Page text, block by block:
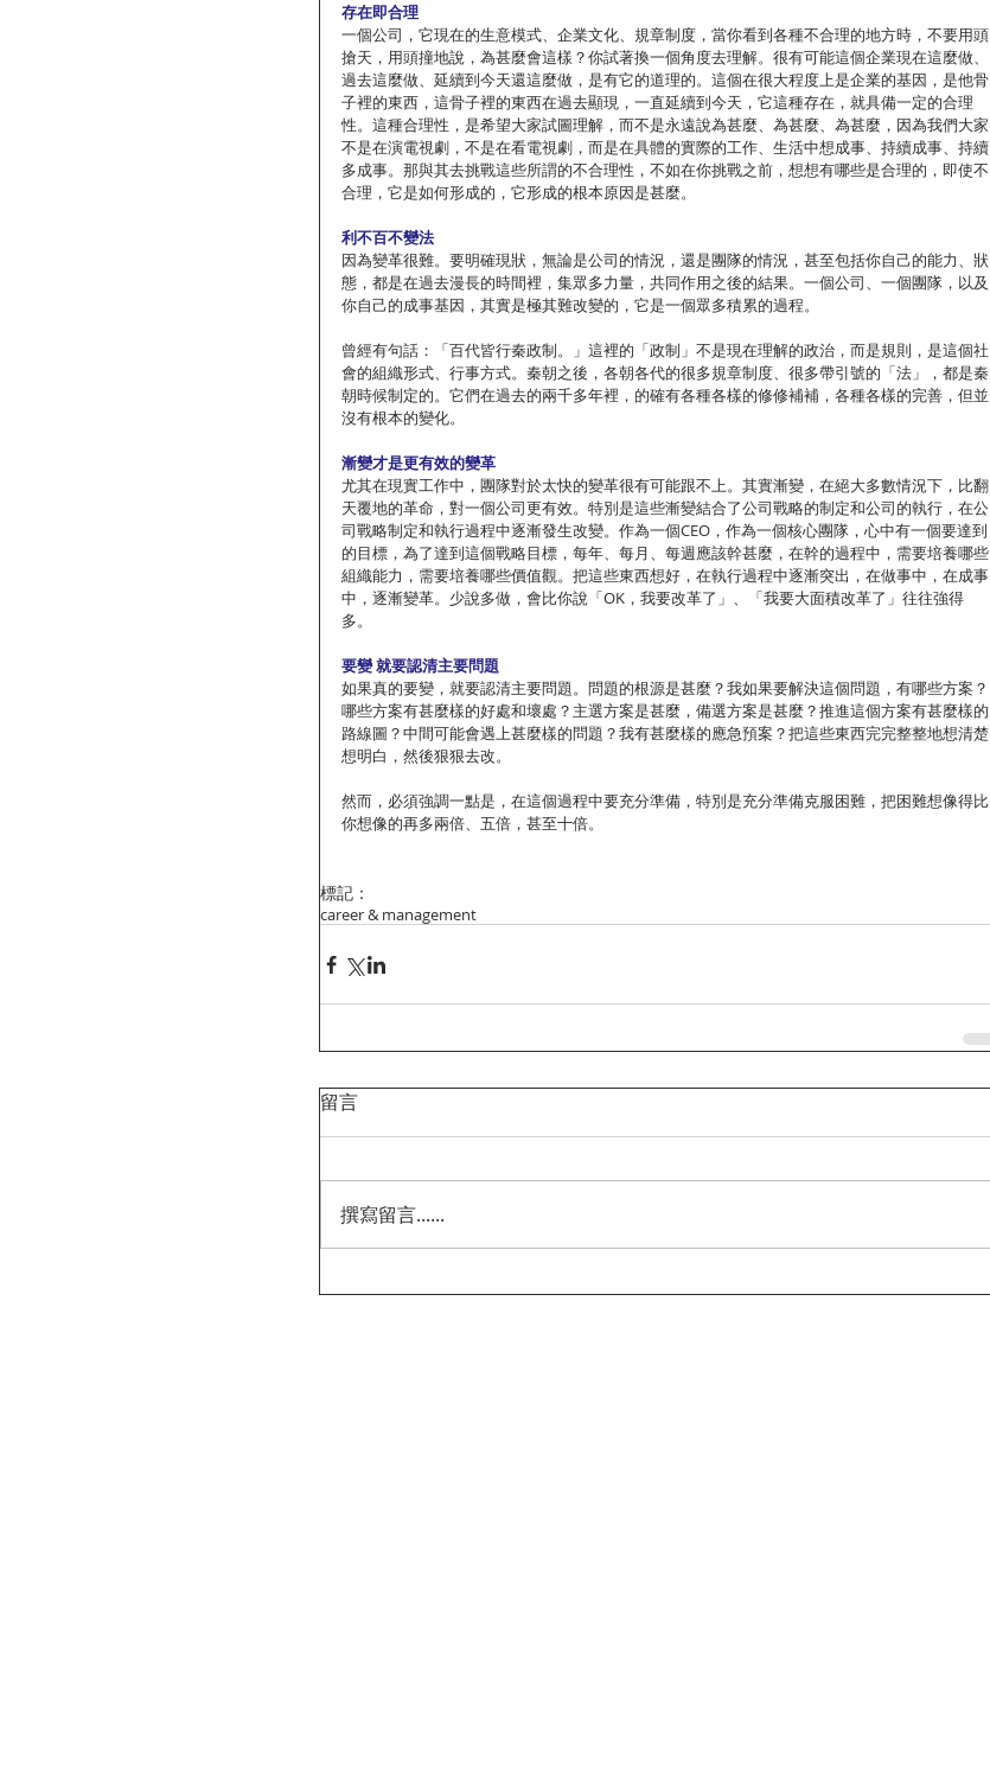
存在即合理
一個公司，它現在的生意模式、企業文化、規章制度，當你看到各種不合理的地方時，不要用頭
搶天，用頭撞地說，為甚麼會這樣？你試著換一個角度去理解。很有可能這個企業現在這麼做、
過去這麼做、延續到今天還這麼做，是有它的道理的。這個在很大程度上是企業的基因，是他骨
子裡的東西，這骨子裡的東西在過去顯現，一直延續到今天，它這種存在，就具備一定的合理
性。這種合理性，是希望大家試圖理解，而不是永遠說為甚麼、為甚麼、為甚麼，因為我們大家
不是在演電視劇，不是在看電視劇，而是在具體的實際的工作、生活中想成事、持續成事、持續
多成事。那與其去挑戰這些所謂的不合理性，不如在你挑戰之前，想想有哪些是合理的，即使不
合理，它是如何形成的，它形成的根本原因是甚麼。
利不百不變法
因為變革很難。要明確現狀，無論是公司的情況，還是團隊的情況，甚至包括你自己的能力、狀
態，都是在過去漫長的時間裡，集眾多力量，共同作用之後的結果。一個公司、一個團隊，以及
你自己的成事基因，其實是極其難改變的，它是一個眾多積累的過程。
曾經有句話：「百代皆行秦政制。」這裡的「政制」不是現在理解的政治，而是規則，是這個社
會的組織形式、行事方式。秦朝之後，各朝各代的很多規章制度、很多帶引號的「法」，都是秦
朝時候制定的。它們在過去的兩千多年裡，的確有各種各樣的修修補補，各種各樣的完善，但並
沒有根本的變化。
漸變才是更有效的變革
尤其在現實工作中，團隊對於太快的變革很有可能跟不上。其實漸變，在絕大多數情況下，比翻
天覆地的革命，對一個公司更有效。特別是這些漸變結合了公司戰略的制定和公司的執行，在公
司戰略制定和執行過程中逐漸發生改變。作為一個CEO，作為一個核心團隊，心中有一個要達到
的目標，為了達到這個戰略目標，每年、每月、每週應該幹甚麼，在幹的過程中，需要培養哪些
組織能力，需要培養哪些價值觀。把這些東西想好，在執行過程中逐漸突出，在做事中，在成事
中，逐漸變革。少說多做，會比你說「OK，我要改革了」、「我要大面積改革了」往往強得
多。
要變 就要認清主要問題
如果真的要變，就要認清主要問題。問題的根源是甚麼？我如果要解決這個問題，有哪些方案？
哪些方案有甚麼樣的好處和壞處？主選方案是甚麼，備選方案是甚麼？推進這個方案有甚麼樣的
路線圖？中間可能會遇上甚麼樣的問題？我有甚麼樣的應急預案？把這些東西完完整整地想清楚
想明白，然後狠狠去改。
然而，必須強調一點是，在這個過程中要充分準備，特別是充分準備克服困難，把困難想像得比
你想像的再多兩倍、五倍，甚至十倍。
標記：
career & management
留言
撰寫留言......